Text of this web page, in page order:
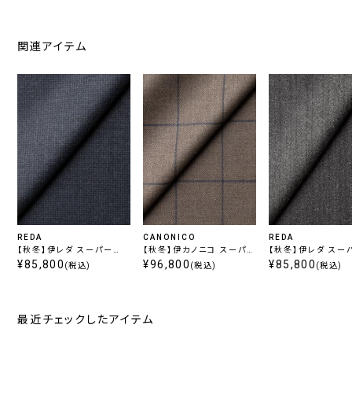
関連アイテム
REDA
【秋冬】伊レダ スーパー
110’s フランネル チェック
¥85,800 (税込)
CANONICO
【秋冬】伊カノニコ スーパー
120's ウィンドウペン ブ
¥96,800 (税込)
REDA
【秋冬】伊レダ スー
110’s フランネル
¥85,800 (税込)
最近チェックしたアイテム